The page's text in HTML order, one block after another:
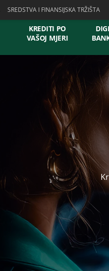
SREDSTVA I FINANSIJSKA TRŽIŠTA
KREDITI PO
VAŠOJ MJERI